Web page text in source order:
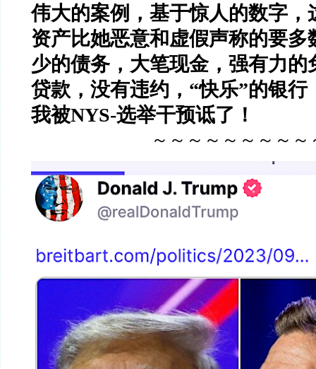
伟大的案例，基于惊人的数字，
资产比她恶意和虚假声称的要多
少的债务，大笔现金，强有力的
贷款，没有违约， “快乐”的银行
我被NYS-选举干预诋了！
～～～～～～～～～